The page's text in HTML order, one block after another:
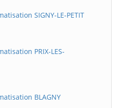
SIGNY-LE-PETIT
PRIX-LES-
BLAGNY